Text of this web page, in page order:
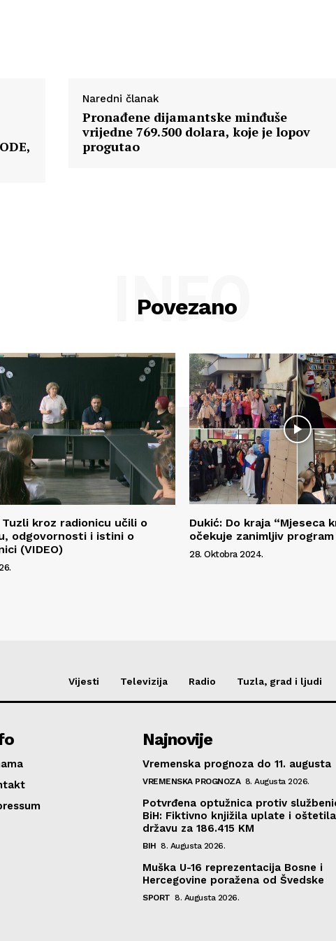
Naredni članak
Pronađene dijamantske minđuše
vrijedne 769.500 dolara, koje je lopov
progutao
Povezano
INFO
Tuzli kroz radionicu učili o
odgovornosti i istini o
(VIDEO)
Dukić: Do kraja “Mjeseca
očekuje zanimljiv program
28. Oktobra 2024.
Vijesti Televizija Radio Tuzla, grad i ljudi
Najnovije
Vremenska prognoza do 11. augusta
VREMENSKA PROGNOZA 8. Augusta 2026.
Potvrđena optužnica protiv
BiH: Fiktivno knjižila uplate i oštetila
državu za 186.415 KM
BIH 8. Augusta 2026.
Muška U-16 reprezentacija Bosne i
Hercegovine poražena od Švedske
SPORT 8. Augusta 2026.